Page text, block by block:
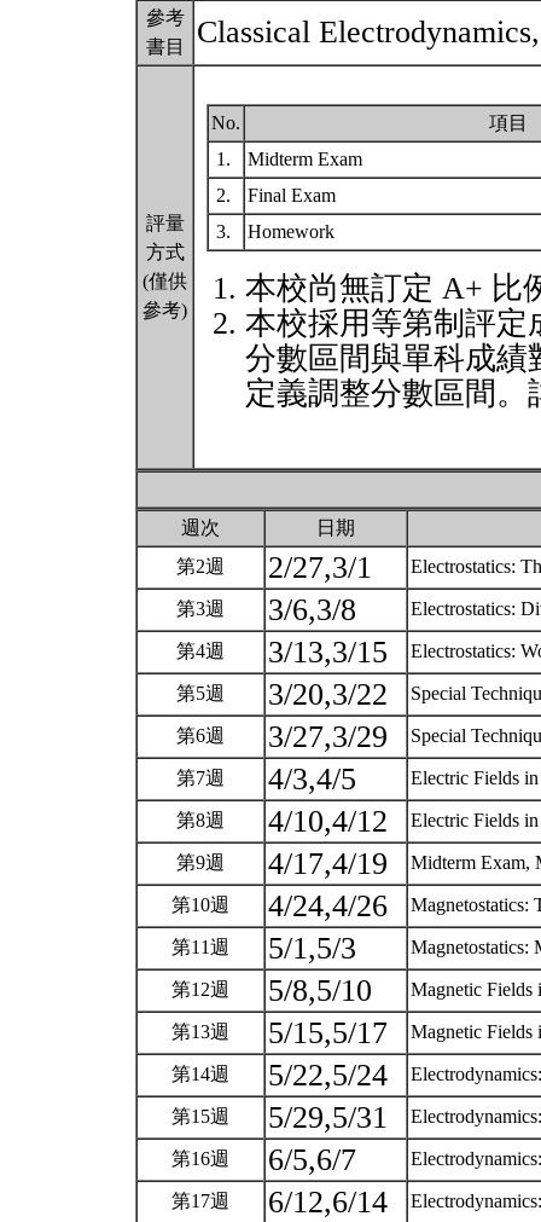
參考
書目
Classical
評量
方式
(僅供
參考)
No.
項目
1.
Midterm Exam
2.
Final Exam
3.
Homework
本校尚無訂定 A+ 比
本校採用等第制評定
分數區間與單科成績
定義調整分數區間
週次
日期
第2週
2/27,3/1 Electrostatics:
第3週 3/6,3/8 Electrostatics:
第4週 3/13,3/15 Electrostatics:
第5週 3/20,3/22 Special
第6週 3/27,3/29 Special
第7週 4/3,4/5 Electric Fields
第8週 4/10,4/12 Electric Fields
第9週 4/17,4/19 Midterm Exam,
第10週 4/24,4/26 Magnetostatics:
第11週 5/1,5/3 Magnetostatics:
第12週 5/8,5/10 Magnetic Fields
第13週 5/15,5/17 Magnetic
第14週 5/22,5/24
第15週 5/29,5/31
第16週 6/5,6/7
第17週 6/12,6/14